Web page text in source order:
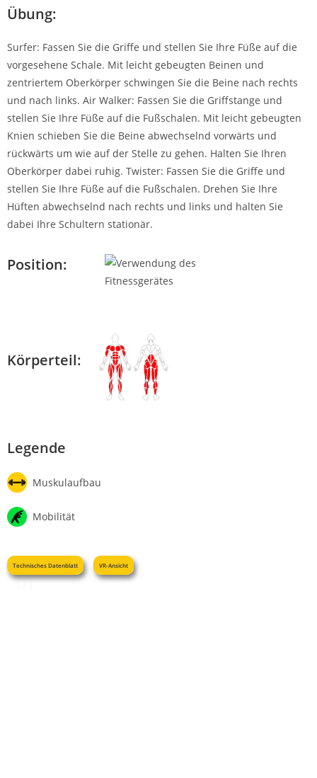
Übung:
Surfer: Fassen Sie die Griffe und stellen Sie Ihre Füße auf die
vorgesehene Schale. Mit leicht gebeugten Beinen und
zentriertem Oberkörper schwingen Sie die Beine nach rechts
und nach links. Air Walker: Fassen Sie die Griffstange und
stellen Sie Ihre Füße auf die Fußschalen. Mit leicht gebeugten
Knien schieben Sie die Beine abwechselnd vorwärts und
rückwärts um wie auf der Stelle zu gehen. Halten Sie Ihren
Oberkörper dabei ruhig. Twister: Fassen Sie die Griffe und
stellen Sie Ihre Füße auf die Fußschalen. Drehen Sie Ihre
Hüften abwechselnd nach rechts und links und halten Sie
dabei Ihre Schultern stationär.
Position:
Körperteil:
Legende
Muskulaufbau
Mobilität
Technisches Datenblatt VR-Ansicht